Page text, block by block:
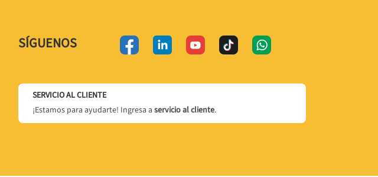
SÍGUENOS
SERVICIO AL CLIENTE
¡Estamos para ayudarte! Ingresa a servicio al cliente.